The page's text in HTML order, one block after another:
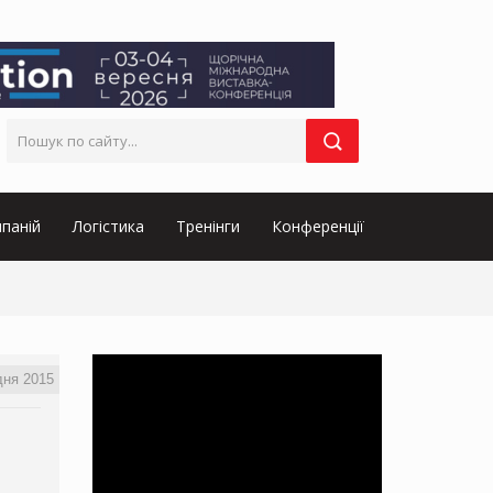
Логістика Тренінги Конференції
2015